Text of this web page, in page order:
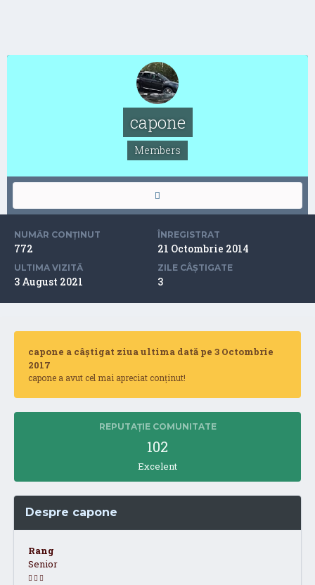
capone
Members
NUMĂR CONȚINUT
772
ÎNREGISTRAT
21 Octombrie 2014
ULTIMA VIZITĂ
3 August 2021
ZILE CÂȘTIGATE
3
capone a câștigat ziua ultima dată pe 3 Octombrie
2017
capone a avut cel mai apreciat conținut!
REPUTAȚIE COMUNITATE
102
Excelent
Despre capone
Rang
Senior